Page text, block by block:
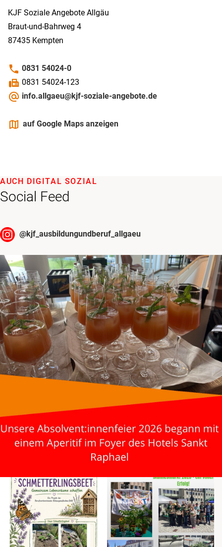
KJF Soziale Angebote Allgäu
Braut-und-Bahrweg 4
87435 Kempten
phone 0831 54024-0
fax 0831 54024-123
alternate_email info.allgaeu@kjf-soziale-angebote.de
mapsauf Google Maps anzeigen
Social Feed
AUCH DIGITAL SOZIAL
@kjf_ausbildungundberuf_allgaeu